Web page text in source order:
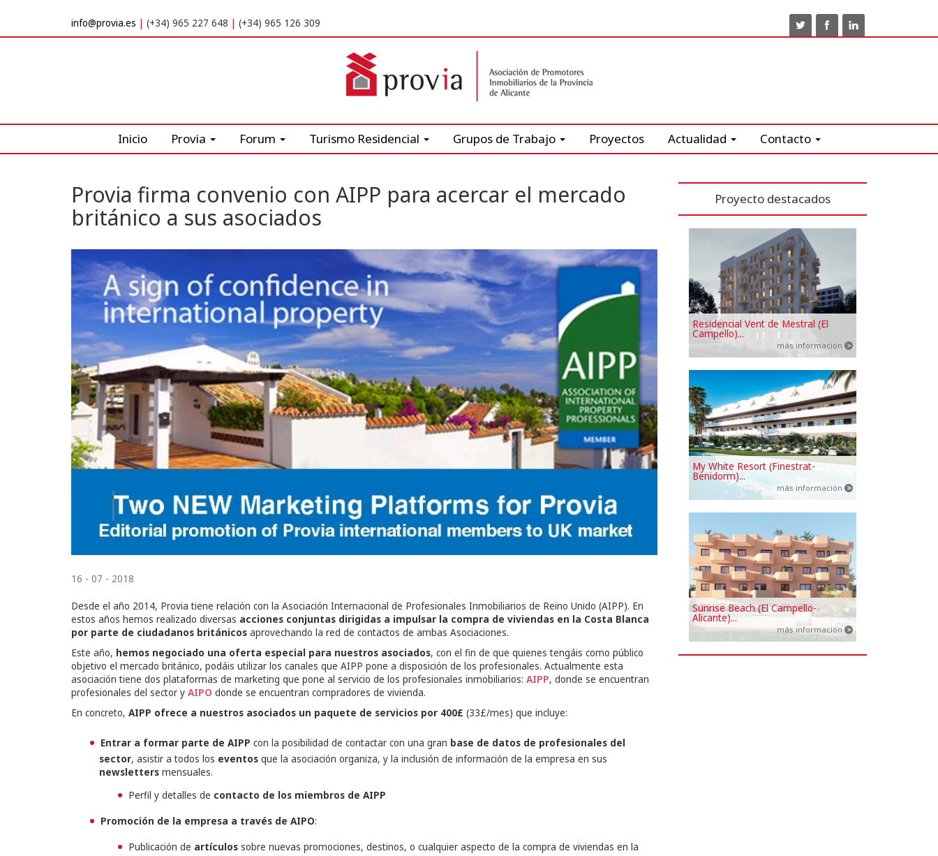
info@provia.es (+34) 965 227 648 (+34) 965 126 309
Inicio Provia Forum Turismo Residencial Grupos de Trabajo Proyectos Actualidad Contacto
Provia firma convenio con AIPP para acercar el mercado
británico a sus asociados
16 - 07 - 2018
Desde el año 2014, Provia tiene relación con la Asociación Internacional de Profesionales Inmobiliarios de Reino Unido (AIPP). En
estos años hemos realizado diversas acciones conjuntas dirigidas a impulsar la compra de viviendas en la Costa Blanca
por parte de ciudadanos británicos aprovechando la red de contactos de ambas Asociaciones.
Este año, hemos negociado una oferta especial para nuestros asociados, con el fin de que quienes tengáis como público
objetivo el mercado británico, podáis utilizar los canales que AIPP pone a disposición de los profesionales. Actualmente esta
asociación tiene dos plataformas de marketing que pone al servicio de los profesionales inmobiliarios: AIPP, donde se encuentran
profesionales del sector y AIPO donde se encuentran compradores de vivienda.
En concreto, AIPP ofrece a nuestros asociados un paquete de servicios por 400£ (33£/mes) que incluye:
Entrar a formar parte de AIPP con la posibilidad de contactar con una gran base de datos de profesionales del
sector, asistir a todos los eventos que la asociación organiza, y la inclusión de información de la empresa en sus
newsletters mensuales.
Perfil y detalles de contacto de los miembros de AIPP
Promoción de la empresa a través de AIPO:
Publicación de artículos sobre nuevas promociones, destinos, o cualquier aspecto de la compra de viviendas en la
Proyecto destacados
Residencial Vent de Mestral (El
Campello)...
más información
My White Resort (Finestrat-
Benidorm)...
más información
Sunrise Beach (El Campello-
Alicante)...
más información